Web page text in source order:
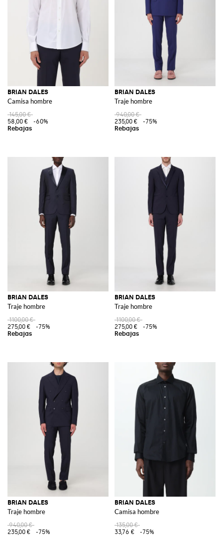
BRIAN DALES
Camisa hombre
145,00 €
58,00 €
-60%
BRIAN DALES
Traje hombre
940,00 €
235,00 €
-75%
BRIAN DALES
Traje hombre
1100,00 €
275,00 €
-75%
BRIAN DALES
Traje hombre
1100,00 €
275,00 €
-75%
BRIAN DALES
Traje hombre
940,00 €
235,00 €
-75%
BRIAN DALES
Camisa hombre
135,00 €
33,76 €
-75%